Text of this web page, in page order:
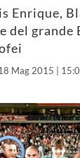
Enrique,
del grande
Mag 2015 |